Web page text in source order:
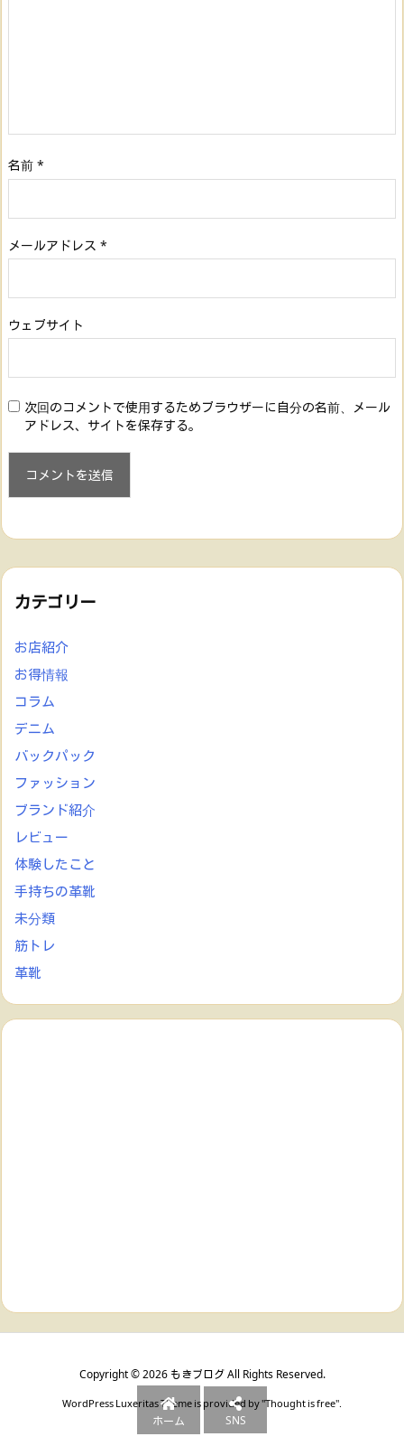
名前 *
メールアドレス *
ウェブサイト
次回のコメントで使用するためブラウザーに自分の名前、メール
アドレス、サイトを保存する。
カテゴリー
お店紹介
お得情報
コラム
デニム
バックパック
ファッション
ブランド紹介
レビュー
体験したこと
手持ちの革靴
未分類
筋トレ
革靴
Copyright ©2026 もきブログAll Rights Reserved.
WordPress Luxeritas Theme is provided by "Thought is free".
ホーム SNS